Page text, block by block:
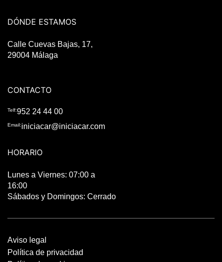
DÓNDE ESTAMOS
Calle Cuevas Bajas, 17,
29004 Málaga
CONTACTO
Telf:952 24 44 00
Email:iniciacar@iniciacar.com
HORARIO
Lunes a Viernes: 07:00 a
16:00
Sábados y Domingos: Cerrado
Aviso legal
Política de privacidad